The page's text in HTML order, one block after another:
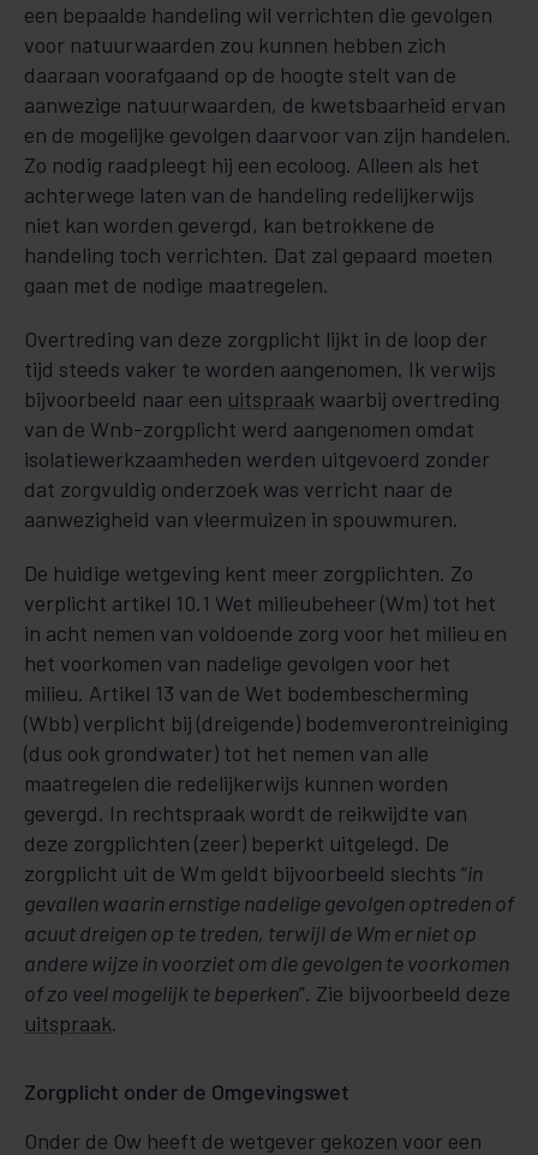
een bepaalde handeling wil verrichten die gevolgen
voor natuurwaarden zou kunnen hebben zich
daaraan voorafgaand op de hoogte stelt van de
aanwezige natuurwaarden, de kwetsbaarheid ervan
en de mogelijke gevolgen daarvoor van zijn handelen.
Zo nodig raadpleegt hij een ecoloog. Alleen als het
achterwege laten van de handeling redelijkerwijs
niet kan worden gevergd, kan betrokkene de
handeling toch verrichten. Dat zal gepaard moeten
gaan met de nodige maatregelen.
Overtreding van deze zorgplicht lijkt in de loop der
tijd steeds vaker te worden aangenomen. Ik verwijs
bijvoorbeeld naar een uitspraak waarbij overtreding
van de Wnb-zorgplicht werd aangenomen omdat
isolatiewerkzaamheden werden uitgevoerd zonder
dat zorgvuldig onderzoek was verricht naar de
aanwezigheid van vleermuizen in spouwmuren.
De huidige wetgeving kent meer zorgplichten. Zo
verplicht artikel 10.1 Wet milieubeheer (Wm) tot het
in acht nemen van voldoende zorg voor het milieu en
het voorkomen van nadelige gevolgen voor het
milieu. Artikel 13 van de Wet bodembescherming
(Wbb) verplicht bij (dreigende) bodemverontreiniging
(dus ook grondwater) tot het nemen van alle
maatregelen die redelijkerwijs kunnen worden
gevergd. In rechtspraak wordt de reikwijdte van
deze zorgplichten (zeer) beperkt uitgelegd. De
zorgplicht uit de Wm geldt bijvoorbeeld slechts “in
gevallen waarin ernstige nadelige gevolgen optreden of
acuut dreigen op te treden, terwijl de Wm er niet op
andere wijze in voorziet om die gevolgen te voorkomen
of zo veel mogelijk te beperken”. Zie bijvoorbeeld deze
uitspraak.
Zorgplicht onder de Omgevingswet
Onder de Ow heeft de wetgever gekozen voor een